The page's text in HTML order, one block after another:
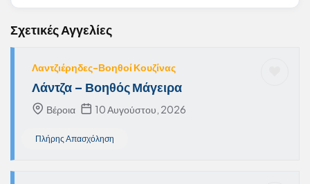
Σχετικές Αγγελίες
Λαντζιέρηδες-Βοηθοί Κουζίνας
Λάντζα – Βοηθός Μάγειρα
Βέροια 10 Αυγούστου, 2026
Πλήρης Απασχόληση